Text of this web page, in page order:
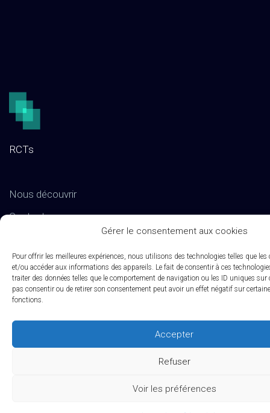
Gérer le consentement aux cookies
Pour offrir les meilleures expériences, nous utilisons des technologies telles que les
et/ou accéder aux informations des appareils. Le fait de consentir à ces
traiter des données telles que le comportement de navigation ou les ID uniques sur
pas consentir ou de retirer son consentement peut avoir un effet négatif sur
fonctions.
Accepter
Refuser
Voir les préférences
RCTs
Nous découvrir
Contactez-nous
RCTs recrute
EXPERTISES
Études Post-Autorisation sur données primaires
Evaluation clinique des DMs / Conseil règlementaire